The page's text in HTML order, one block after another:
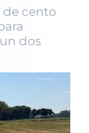
cento
dos